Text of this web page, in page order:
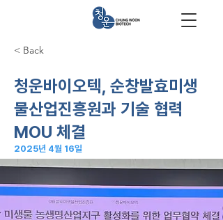
< Back
2025년 4월 16일
청운바이오텍, 순창발효미생
물산업진흥원과 기술 협력
MOU 체결